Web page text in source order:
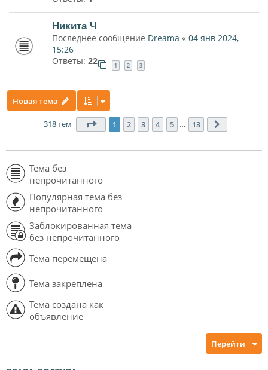
Никита Ч
Последнее сообщение Dreama « 04 янв 2024,
15:26
Ответы: 22 1 2 3
Новая тема
318 тем Страница 1из 13
1 2 3 4 5 … 13
Тема без
непрочитанного
Популярная тема без
непрочитанного
Заблокированная тема
без непрочитанного
Тема перемещена
Тема закреплена
Тема создана как
объявление
Перейти